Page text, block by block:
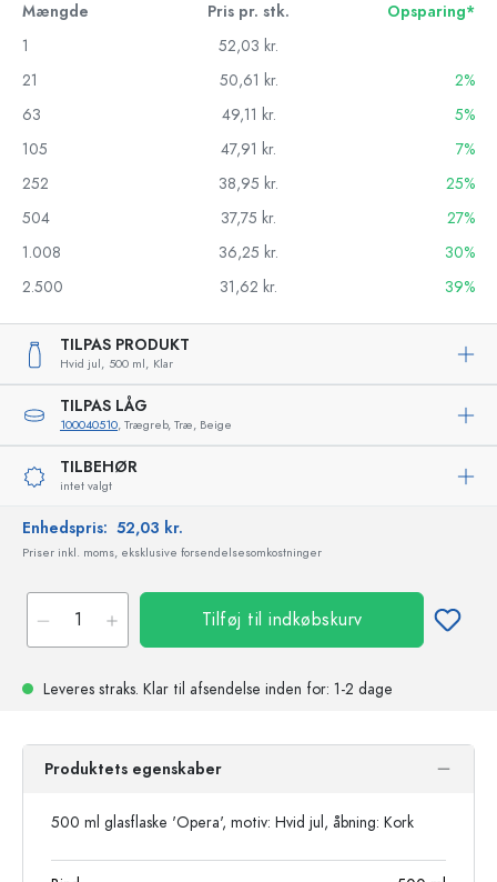
Mængde Pris pr. stk.
Opsparing*
1
52,03 kr.
21
50,61 kr.
2%
63
49,11 kr.
5%
105
47,91 kr.
7%
252
38,95 kr.
25%
504
37,75 kr.
27%
1.008
36,25 kr.
30%
2.500
31,62 kr. 39%
TILPAS PRODUKT
Hvid jul, 500 ml, Klar
TILPAS LÅG
100040510, Trægreb, Træ, Beige
TILBEHØR
intet valgt
Enhedspris: 52,03 kr.
Priser inkl. moms, eksklusive forsendelsesomkostninger
Tilføj til indkøbskurv
Leveres straks. Klar til afsendelse inden for: 1-2 dage
Produktets egenskaber
500 ml glasflaske 'Opera', motiv: Hvid jul, åbning: Kork